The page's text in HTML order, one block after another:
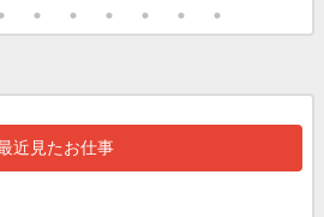
近見たお仕事